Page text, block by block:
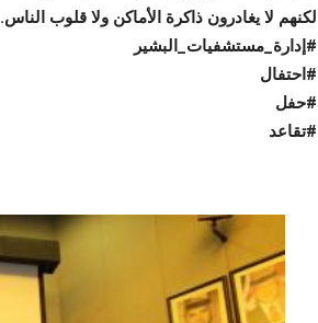
لكنهم لا يغادرون ذاكرة الأماكن ولا قلوب الناس.
#إدارة_مستشفيات_البشير
#احتفال
#حفل
#تقاعد